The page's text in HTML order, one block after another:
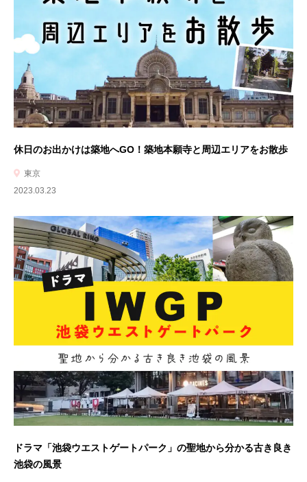
休日のお出かけは築地へGO！築地本願寺と周辺エリアをお散歩
東京
2023.03.23
ドラマ「池袋ウエストゲートパーク」の聖地から分かる古き良き
池袋の風景